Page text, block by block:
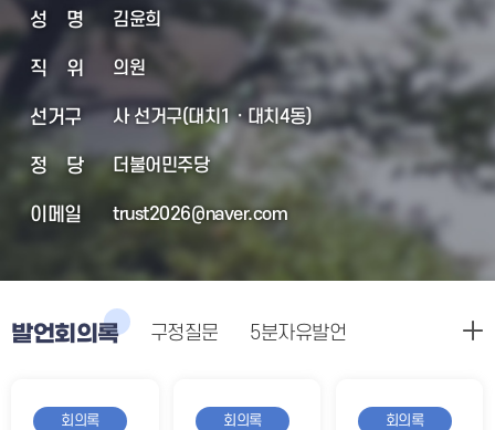
성명 김윤희
직위 의원
선거구 사 선거구(대치1 · 대치4동)
정당 더불어민주당
이메일 trust2026@naver.com
발언회의록
회의록 회의록 회의록
구정질문 5분자유발언